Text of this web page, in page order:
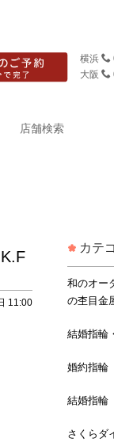
横浜
大阪
店舗検索
11:00
カテ
和のオー
の杢目金
結婚指輪
婚約指輪
結婚指輪
さくらダ